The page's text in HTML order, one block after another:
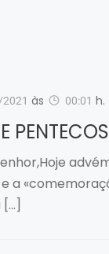
às 00:01 h.
a